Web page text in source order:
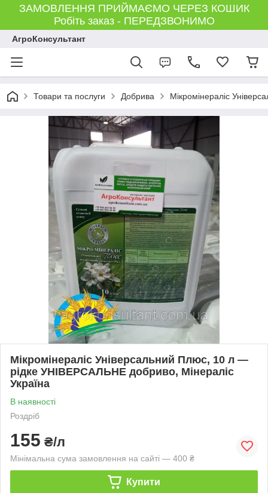
ЗАМОВЛЕННЯ ПРИЙМАЄМО ЧЕРЕЗ КОШИК
Робіть заказ - ПЕРЕДЗВОНИМО
АгроКонсультант
Товари та послуги Добрива Мікромінераліс
Мікромінераліс Універсальний Плюс, 10 л —
рідке УНІВЕРСАЛЬНЕ добриво, Мінераліс
Україна
В наявності
Роздріб
155 ₴/л
Мінімальна сума замовлення на сайті — 400 ₴
Купити